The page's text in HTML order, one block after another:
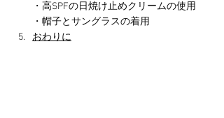
・高SPFの日焼け止めクリームの使用
・帽子とサングラスの着用
おわりに